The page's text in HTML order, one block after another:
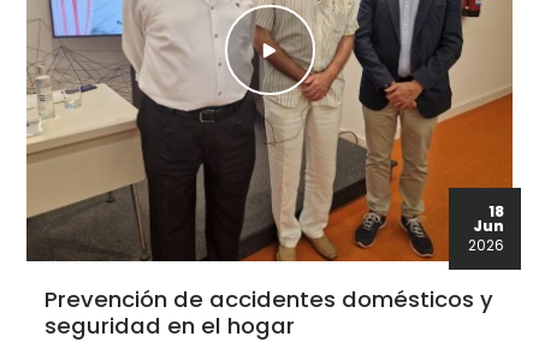
18
Jun
2026
Prevención de accidentes domésticos y
seguridad en el hogar